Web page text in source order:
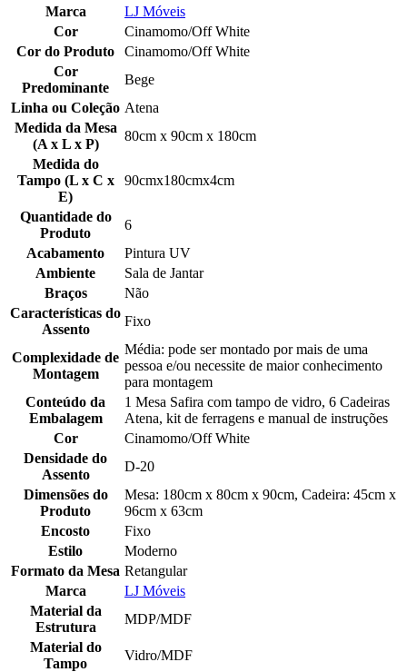
Marca
LJ Móveis
Cor
Cinamomo/Off White
Cor do Produto
Cinamomo/Off White
Cor
Predominante
Bege
Linha ou Coleção Atena
Medida da Mesa
(A x L x P)
80cm x 90cm x 180cm
Medida do
Tampo (L x C x
E)
90cmx180cmx4cm
Quantidade do
Produto
6
Acabamento
Pintura UV
Ambiente
Sala de Jantar
Braços
Não
Características do
Assento
Fixo
Complexidade de
Montagem
Média: pode ser montado por mais de uma
pessoa e/ou necessite de maior conhecimento
para montagem
Conteúdo da
Embalagem
1 Mesa Safira com tampo de vidro, 6 Cadeiras
Atena, kit de ferragens e manual de instruções
Cor
Cinamomo/Off White
Densidade do
Assento
D-20
Dimensões do
Produto
Mesa: 180cm x 80cm x 90cm, Cadeira: 45cm x
96cm x 63cm
Encosto
Fixo
Estilo
Moderno
Formato da Mesa Retangular
Marca
LJ Móveis
Material da
Estrutura
MDP/MDF
Material do
Tampo
Vidro/MDF